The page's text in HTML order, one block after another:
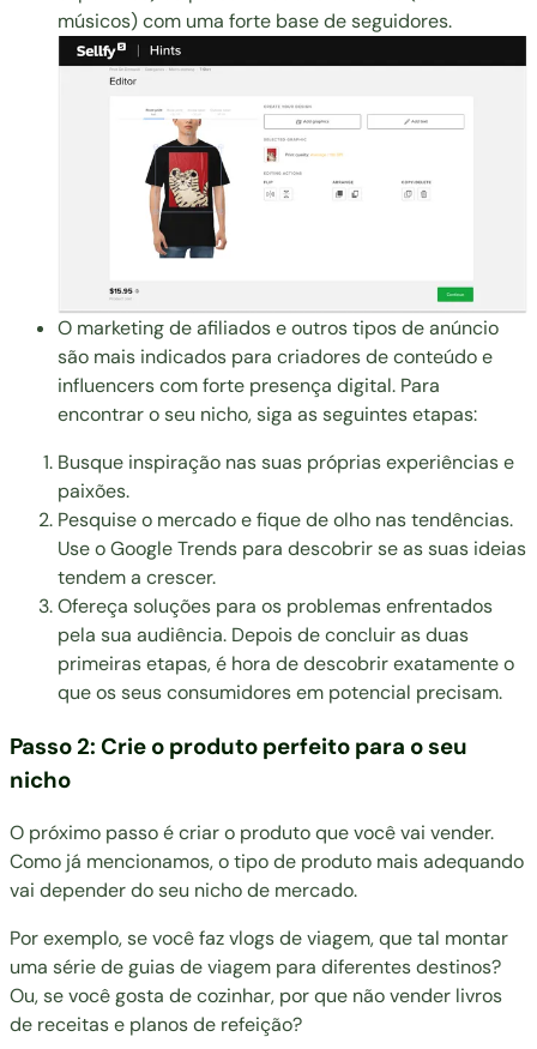
músicos) com uma forte base de seguidores.
O marketing de afiliados e outros tipos de anúncio
são mais indicados para criadores de conteúdo e
influencers com forte presença digital. Para
encontrar o seu nicho, siga as seguintes etapas:
Busque inspiração nas suas próprias experiências e
paixões.
Pesquise o mercado e fique de olho nas tendências.
Use o Google Trends para descobrir se as suas ideias
tendem a crescer.
Ofereça soluções para os problemas enfrentados
pela sua audiência. Depois de concluir as duas
primeiras etapas, é hora de descobrir exatamente o
que os seus consumidores em potencial precisam.
Passo 2: Crie o produto perfeito para o seu
nicho
O próximo passo é criar o produto que você vai vender.
Como já mencionamos, o tipo de produto mais adequando
vai depender do seu nicho de mercado.
Por exemplo, se você faz vlogs de viagem, que tal montar
uma série de guias de viagem para diferentes destinos?
Ou, se você gosta de cozinhar, por que nãovender livros
de receitase planos de refeição?